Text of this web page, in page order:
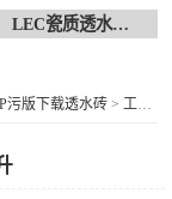
LEC瓷质透水花岗岩
污版下载透水砖> 工程案例